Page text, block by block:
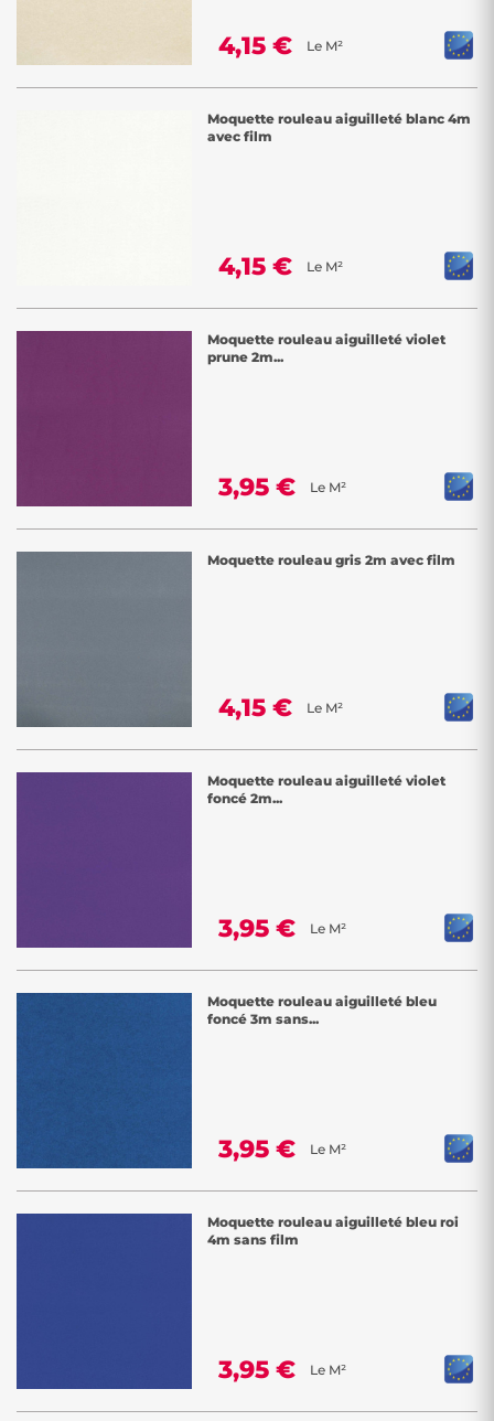
4,15 € Le M²
Moquette rouleau aiguilleté blanc 4m
avec film
4,15 € Le M²
Moquette rouleau aiguilleté violet
prune 2m...
3,95 € Le M²
Moquette rouleau gris 2m avec film
4,15 € Le M²
Moquette rouleau aiguilleté violet
foncé 2m...
3,95 € Le M²
Moquette rouleau aiguilleté bleu
foncé 3m sans...
3,95 € Le M²
Moquette rouleau aiguilleté bleu roi
4m sans film
3,95 € Le M²